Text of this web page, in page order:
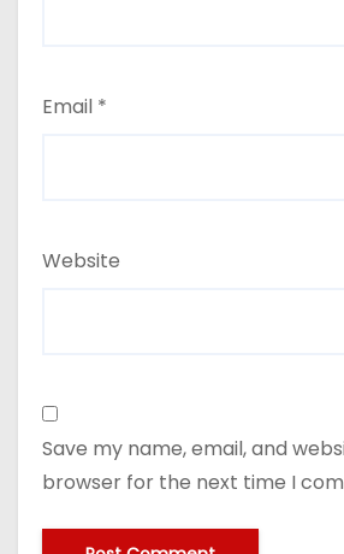
Email *
Website
Save my name, email, and
browser for the next time I